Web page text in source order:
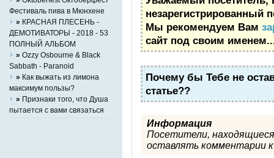
незарегистрированный
Мы рекомендуем Вам
сайт под своим
Почему бы Тебе не
статье??
Информация
Посетители,
оставлять комментарии к
Фестиваль пива в Мюнхене
» КРАСНАЯ ПЛЕСЕНЬ -
ДЕМОТИВАТОРЫ - 2018 - 53
ПОЛНЫЙ АЛЬБОМ
» Ozzy Osbourne & Black
Sabbath - Paranoid
» Как выжать из лимона
максимум пользы?
» Признаки того, что Душа
пытается с вами связаться